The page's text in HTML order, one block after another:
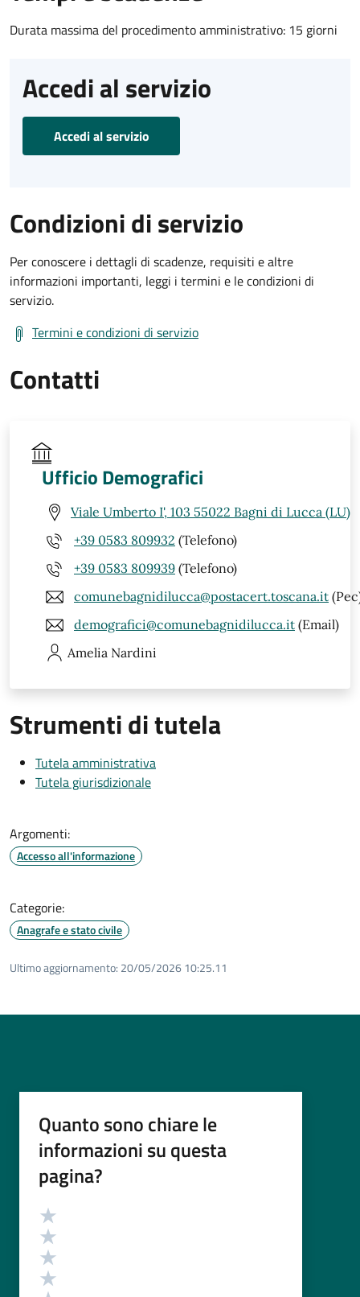
Durata massima del procedimento amministrativo: 15 giorni
Accedi al servizio
Accedi al servizio
Condizioni di servizio
Per conoscere i dettagli di scadenze, requisiti e altre
informazioni importanti, leggi i termini e le condizioni di
servizio.
Termini e condizioni di servizio
Contatti
Ufficio Demografici
Viale Umberto I', 103 55022 Bagni di Lucca (LU)
+39 0583 809932 (Telefono)
+39 0583 809939 (Telefono)
comunebagnidilucca@postacert.toscana.it
demografici@comunebagnidilucca.it (Email)
Amelia Nardini
Strumenti di tutela
Tutela amministrativa
Tutela giurisdizionale
Argomenti:
Accesso all'informazione
Categorie:
Anagrafe e stato civile
Ultimo aggiornamento: 20/05/2026 10:25.11
Quanto sono chiare le
informazioni su questa
pagina?
Valutazione